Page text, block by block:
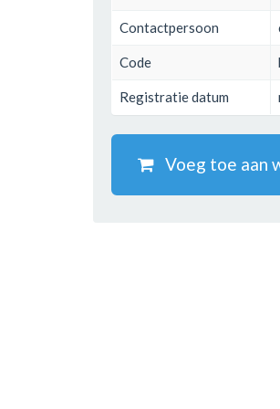
Contactpersoon
Code
Registratie datum
Voeg toe aan